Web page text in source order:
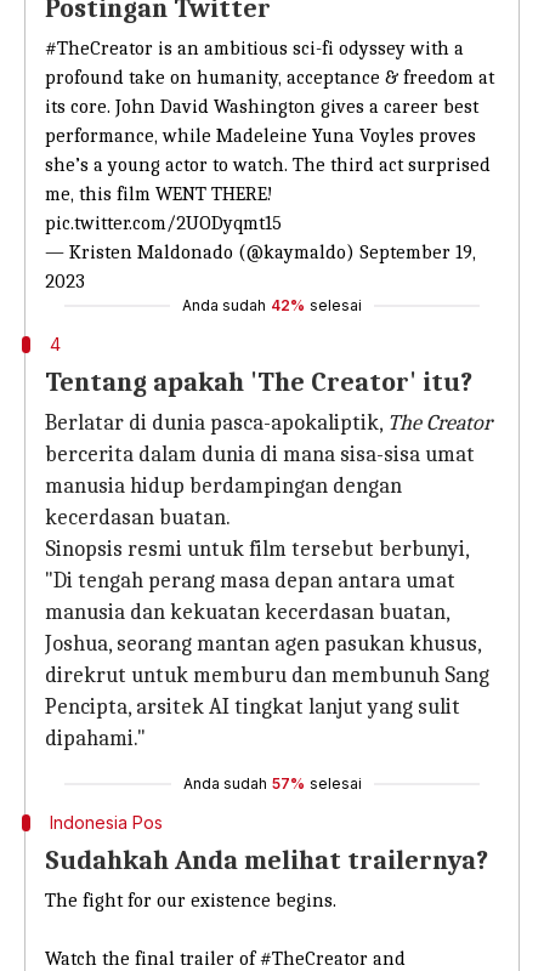
Postingan Twitter
#TheCreator is an ambitious sci-fi odyssey with a
profound take on humanity, acceptance & freedom at
its core. John David Washington gives a career best
performance, while Madeleine Yuna Voyles proves
she’s a young actor to watch. The third act surprised
me, this film WENT THERE!
pic.twitter.com/2UODyqmt15
— Kristen Maldonado (@kaymaldo) September 19,
2023
Anda sudah 42% selesai
4
Tentang apakah 'The Creator' itu?
Berlatar di dunia pasca-apokaliptik, The Creator
bercerita dalam dunia di mana sisa-sisa umat
manusia hidup berdampingan dengan
kecerdasan buatan.
Sinopsis resmi untuk film tersebut berbunyi,
"Di tengah perang masa depan antara umat
manusia dan kekuatan kecerdasan buatan,
Joshua, seorang mantan agen pasukan khusus,
direkrut untuk memburu dan membunuh Sang
Pencipta, arsitek AI tingkat lanjut yang sulit
dipahami."
Anda sudah 57% selesai
Indonesia Pos
Sudahkah Anda melihat trailernya?
The fight for our existence begins.
Watch the final trailer of#TheCreator and